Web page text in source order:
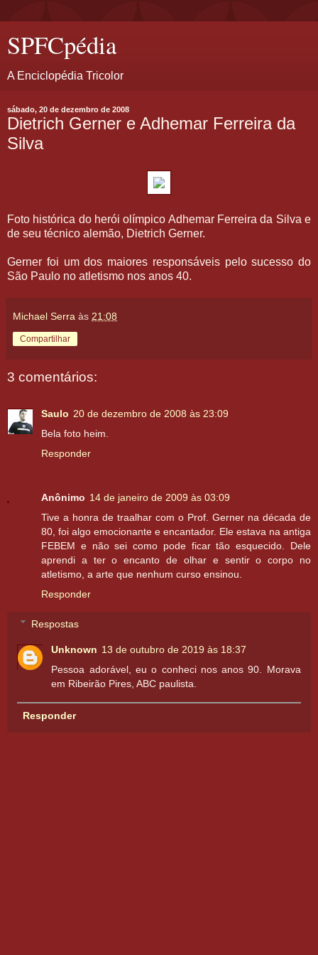
SPFCpédia
A Enciclopédia Tricolor
sábado, 20 de dezembro de 2008
Dietrich Gerner e Adhemar Ferreira da
Silva
Foto histórica do herói olímpico Adhemar Ferreira da Silva e
de seu técnico alemão, Dietrich Gerner.
Gerner foi um dos maiores responsáveis pelo sucesso do
São Paulo no atletismo nos anos 40.
Michael Serra às 21:08
Compartilhar
3 comentários:
Saulo 20 de dezembro de 2008 às 23:09
Bela foto heim.
Responder
Anônimo 14 de janeiro de 2009 às 03:09
Tive a honra de traalhar com o Prof. Gerner na década de
80, foi algo emocionante e encantador. Ele estava na antiga
FEBEM e não sei como pode ficar tão esquecido. Dele
aprendi a ter o encanto de olhar e sentir o corpo no
atletismo, a arte que nenhum curso ensinou.
Responder
Respostas
Unknown 13 de outubro de 2019 às 18:37
Pessoa adorável, eu o conheci nos anos 90. Morava
em Ribeirão Pires, ABC paulista.
Responder